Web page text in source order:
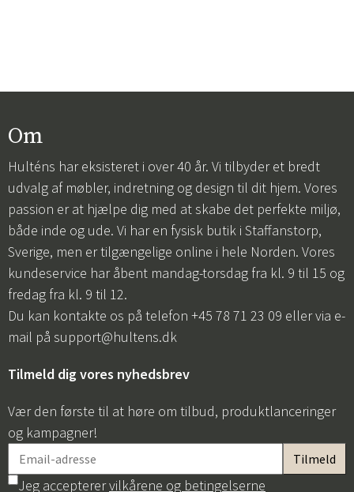
Om
Hulténs har eksisteret i over 40 år. Vi tilbyder et bredt
udvalg af møbler, indretning og design til dit hjem. Vores
passion er at hjælpe dig med at skabe det perfekte miljø,
både inde og ude. Vi har en fysisk butik i Staffanstorp,
Sverige, men er tilgængelige online i hele Norden. Vores
kundeservice har åbent mandag-torsdag fra kl. 9 til 15 og
fredag fra kl. 9 til 12.
Du kan kontakte os på telefon +45 78 71 23 09 eller via e-
mail på support@hultens.dk
Tilmeld dig vores nyhedsbrev
Vær den første til at høre om tilbud, produktlanceringer
og kampagner!
Jeg accepterervilkårene og betingelserne